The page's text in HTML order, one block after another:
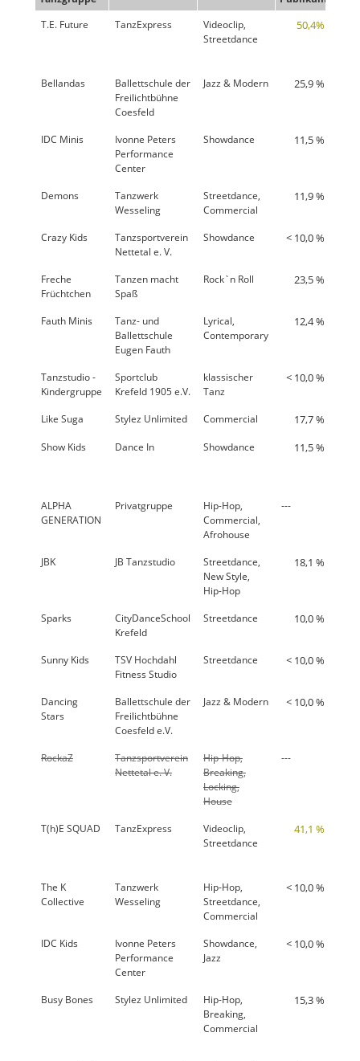
T.E. Future
TanzExpress
Videoclip,
Streetdance
50,4%
Bellandas
Ballettschule der
Freilichtbühne
Coesfeld
Jazz & Modern 25,9 %
IDC Minis
Ivonne Peters
Performance
Center
Showdance 11,5 %
Demons
Tanzwerk
Wesseling
Streetdance,
Commercial
11,9 %
Crazy Kids
Tanzsportverein
Nettetal e. V.
Showdance < 10,0 %
Freche
Früchtchen
Tanzen macht
Spaß
Rock`n Roll 23,5 %
Fauth Minis
Tanz- und
Ballettschule
Eugen Fauth
Lyrical,
Contemporary
12,4 %
Tanzstudio -
Kindergruppe
Sportclub
Krefeld 1905 e.V.
klassischer
Tanz
< 10,0 %
Like Suga Stylez Unlimited Commercial 17,7 %
Show Kids Dance In Showdance 11,5 %
ALPHA
GENERATION
Privatgruppe
Hip-Hop,
Commercial,
Afrohouse
---
JBK JB Tanzstudio
Streetdance,
New Style,
Hip-Hop
18,1 %
Sparks
CityDanceSchool
Krefeld
Streetdance 10,0 %
Sunny Kids
TSV Hochdahl
Fitness Studio
Streetdance < 10,0 %
Dancing
Stars
Ballettschule der
Freilichtbühne
Coesfeld e.V.
Jazz & Modern < 10,0 %
RockaZ
Tanzsportverein
Nettetal e. V.
Hip-Hop,
Breaking,
Locking,
House
---
T(h)E SQUAD TanzExpress
Videoclip,
Streetdance
41,1 %
The K
Collective
Tanzwerk
Wesseling
Hip-Hop,
Streetdance,
Commercial
< 10,0 %
IDC Kids
Ivonne Peters
Performance
Center
Showdance,
Jazz
< 10,0 %
Busy Bones Stylez Unlimited
Hip-Hop,
Breaking,
Commercial
15,3 %